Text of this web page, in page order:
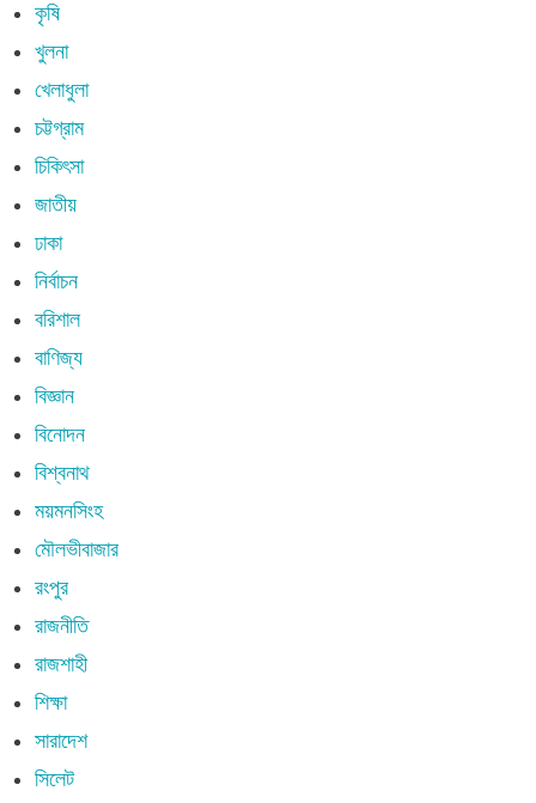
কৃষি
খুলনা
খেলাধুলা
চট্টগ্রাম
চিকিৎসা
জাতীয়
ঢাকা
নির্বাচন
বরিশাল
বাণিজ্য
বিজ্ঞান
বিনোদন
বিশ্বনাথ
ময়মনসিংহ
মৌলভীবাজার
রংপুর
রাজনীতি
রাজশাহী
শিক্ষা
সারাদেশ
সিলেট